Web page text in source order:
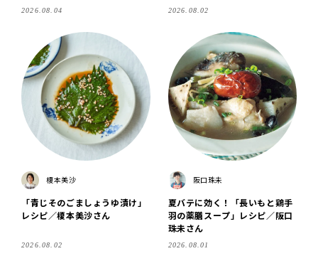
2026.08.04 2026.08.02
榎本美沙
「青じそのごましょうゆ漬け」
レシピ／榎本美沙さん
2026.08.02
阪口珠未
夏バテに効く！「長いもと鶏手
羽の薬膳スープ」レシピ／阪口
珠未さん
2026.08.01